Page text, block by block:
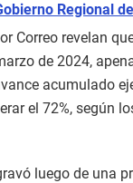
Regional
Correo revelan
de 2024,
acumulado
el 72%, según
luego de una